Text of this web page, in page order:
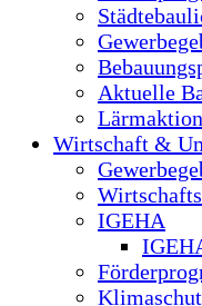
Aktuelle
Wirtschaft &
IGEHA